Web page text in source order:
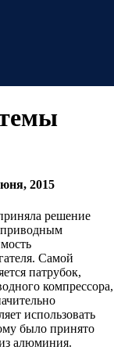
2015
решение
приводным
Самой
патрубок,
компрессора,
использовать
было принято
алюминия.